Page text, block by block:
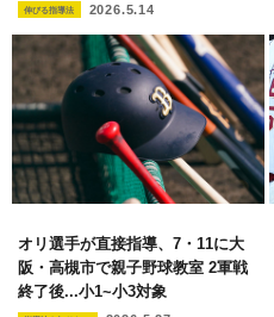
伸びる指導法 2026.5.14
オリ選手が直接指導、7・11に大
阪・高槻市で親子野球教室 2軍戦
終了後...小1~小3対象